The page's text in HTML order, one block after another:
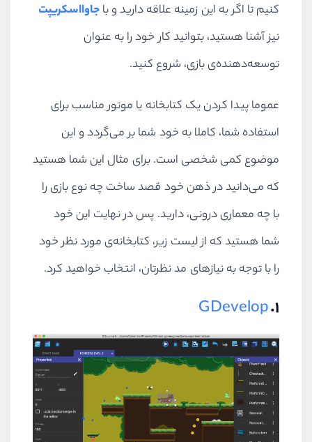
کنیم تا اگر به این زمینه علاقه دارید و باجاوااسکریپت
نیز آشنا هستید، بتوانید کار خود را به عنوان
توسعه‌دهنده‌ی بازی،‌ شروع کنید.
عموما پیدا کردن یک کتابخانه یا موتور مناسب برای
استفاده شما، کاملا به خود شما بر می‌گردد و این
موضوع کمی شخصی است. برای مثال این شما هستید
که می‌دانید در ذهن خود قصد ساخت چه نوع بازی را
با چه معماری درونی، دارید. پس در نهایت این خود
شما هستید که از لیست زیر،‌ کتابخانه‌ی مورد نظر خود
را با توجه به نیازهای مد نظرتان،‌ انتخاب خواهید کرد.
۱. GDevelop